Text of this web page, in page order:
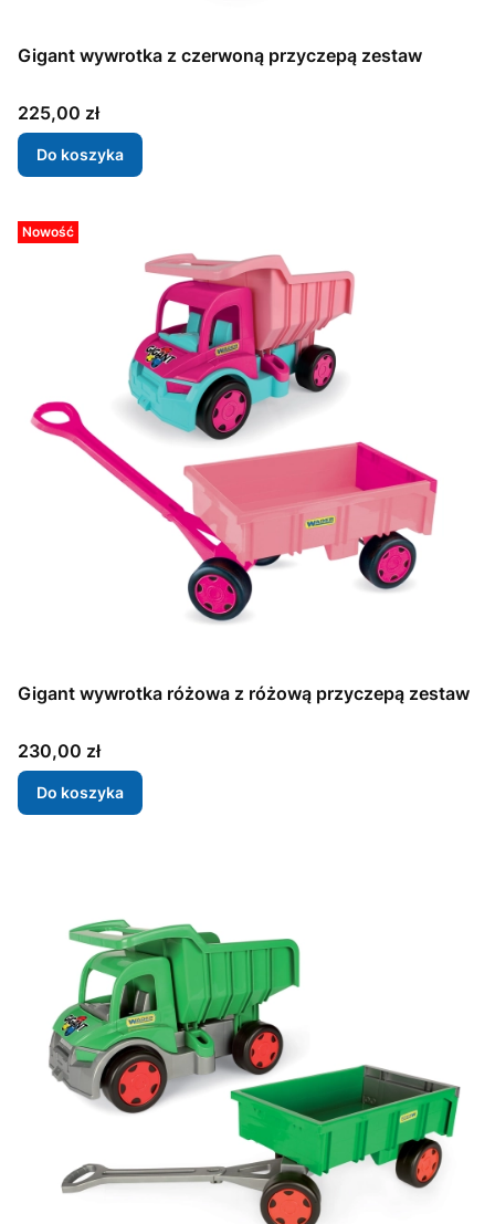
Gigant wywrotka z czerwoną przyczepą zestaw
Cena
225,00 zł
Do koszyka
Nowość
Gigant wywrotka różowa z różową przyczepą zestaw
Cena
230,00 zł
Do koszyka